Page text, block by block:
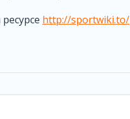
http://sportwiki.to/